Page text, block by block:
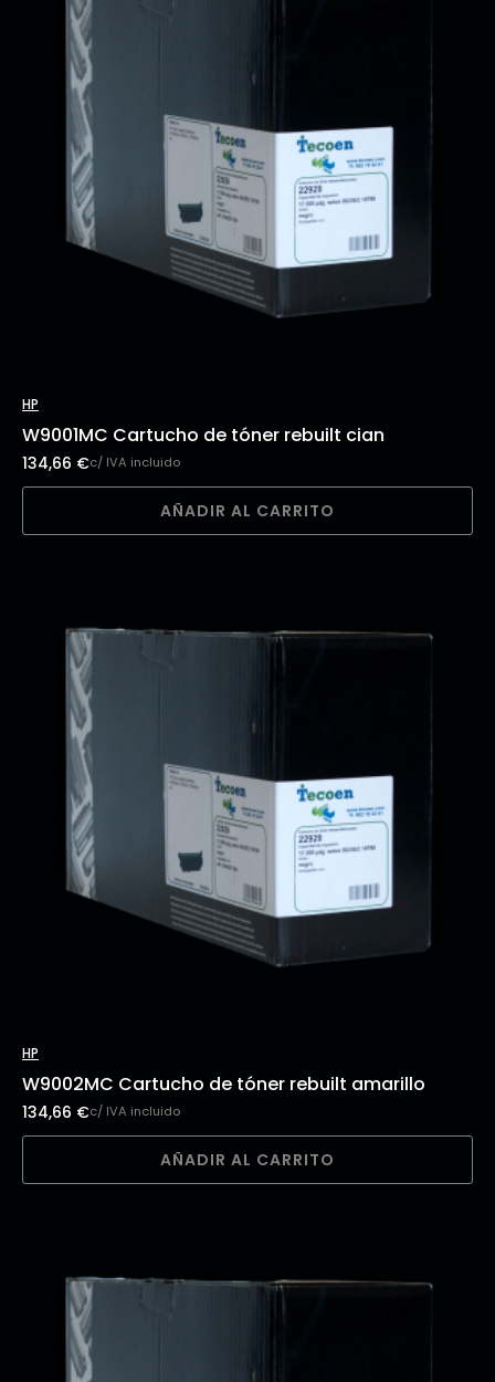
HP
W9001MC Cartucho de tóner rebuilt cian
134,66 €c/ IVA incluido
AÑADIR AL CARRITO
HP
W9002MC Cartucho de tóner rebuilt amarillo
134,66 €c/ IVA incluido
AÑADIR AL CARRITO